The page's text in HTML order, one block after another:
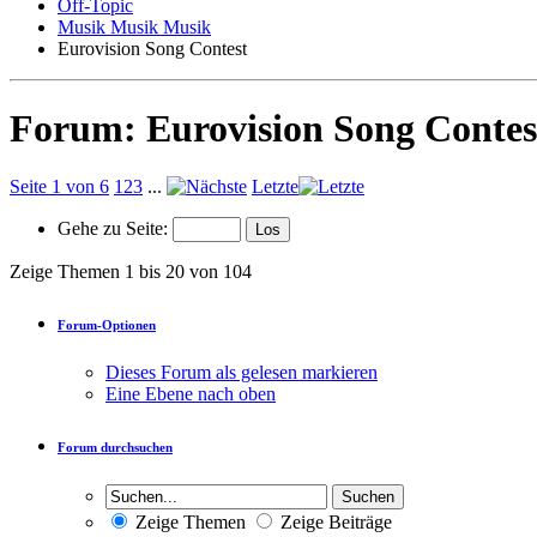
Off-Topic
Musik Musik Musik
Eurovision Song Contest
Forum: Eurovision Song
Seite 1 von 6 123 ... Letzte
Gehe zu Seite:
Zeige Themen 1 bis 20 von 104
Forum-Optionen
Dieses Forum als gelesen markieren
Eine Ebene nach oben
Forum durchsuchen
Zeige Themen
Zeige Beiträge